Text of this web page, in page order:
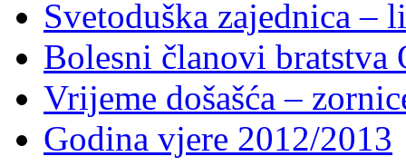
Svetoduška zajednica –
Bolesni članovi bratstva
Vrijeme došašća –
Godina vjere 2012/2013